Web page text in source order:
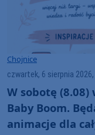
Chojnice
czwartek, 6 sierpnia 2026,
W sobotę (8.08)
Baby Boom.
animacje dla